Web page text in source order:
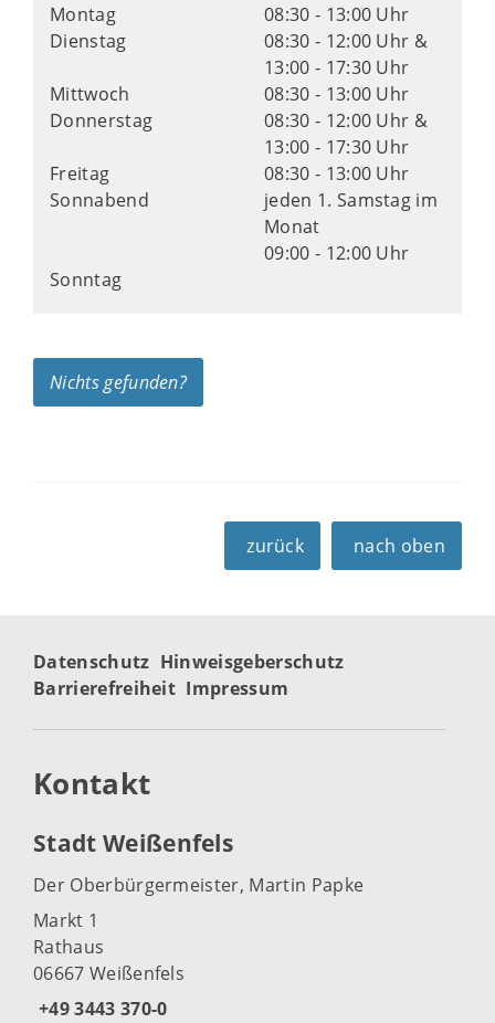
Montag
08:30 - 13:00 Uhr
Dienstag
08:30 - 12:00 Uhr &
13:00 - 17:30 Uhr
Mittwoch
08:30 - 13:00 Uhr
Donnerstag
08:30 - 12:00 Uhr &
13:00 - 17:30 Uhr
Freitag
08:30 - 13:00 Uhr
Sonnabend
jeden 1. Samstag im
Monat
09:00 - 12:00 Uhr
Sonntag
Nichts gefunden?
zurück nach oben
Datenschutz Hinweisgeberschutz
Barrierefreiheit Impressum
Kontakt
Stadt Weißenfels
Der Oberbürgermeister, Martin Papke
Markt 1
Rathaus
06667 Weißenfels
+49 3443 370-0